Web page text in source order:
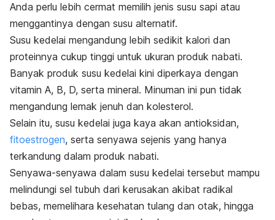
Anda perlu lebih cermat memilih jenis susu sapi atau
menggantinya dengan susu alternatif.
Susu kedelai mengandung lebih sedikit kalori dan
proteinnya cukup tinggi untuk ukuran produk nabati.
Banyak produk susu kedelai kini diperkaya dengan
vitamin A, B, D, serta mineral. Minuman ini pun tidak
mengandung lemak jenuh dan kolesterol.
Selain itu, susu kedelai juga kaya akan antioksidan,
fitoestrogen, serta senyawa sejenis yang hanya
terkandung dalam produk nabati.
Senyawa-senyawa dalam susu kedelai tersebut mampu
melindungi sel tubuh dari kerusakan akibat radikal
bebas, memelihara kesehatan tulang dan otak, hingga